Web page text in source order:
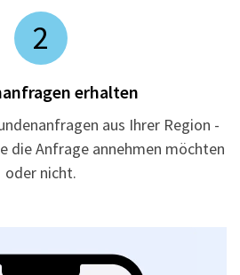
2
erhalten
aus Ihrer Region -
die Anfrage annehmen möchten
oder nicht.